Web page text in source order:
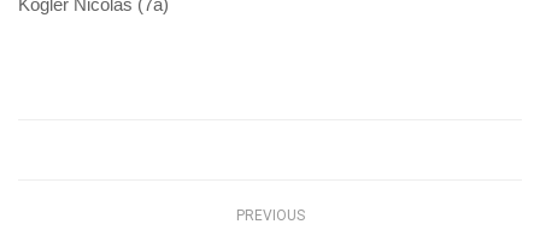
Kögler Nicolas (7a)
PREVIOUS